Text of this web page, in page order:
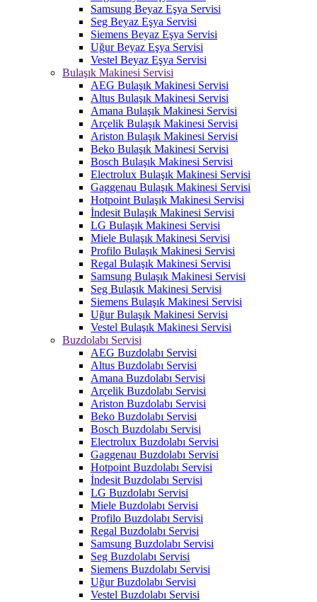
Samsung Beyaz Eşya Servisi
Seg Beyaz Eşya Servisi
Siemens Beyaz Eşya Servisi
Uğur Beyaz Eşya Servisi
Vestel Beyaz Eşya Servisi
Bulaşık Makinesi Servisi
AEG Bulaşık Makinesi Servisi
Altus Bulaşık Makinesi Servisi
Amana Bulaşık Makinesi Servisi
Arçelik Bulaşık Makinesi Servisi
Ariston Bulaşık Makinesi Servisi
Beko Bulaşık Makinesi Servisi
Bosch Bulaşık Makinesi Servisi
Electrolux Bulaşık Makinesi Servisi
Gaggenau Bulaşık Makinesi Servisi
Hotpoint Bulaşık Makinesi Servisi
İndesit Bulaşık Makinesi Servisi
LG Bulaşık Makinesi Servisi
Miele Bulaşık Makinesi Servisi
Profilo Bulaşık Makinesi Servisi
Regal Bulaşık Makinesi Servisi
Samsung Bulaşık Makinesi Servisi
Seg Bulaşık Makinesi Servisi
Siemens Bulaşık Makinesi Servisi
Uğur Bulaşık Makinesi Servisi
Vestel Bulaşık Makinesi Servisi
Buzdolabı Servisi
AEG Buzdolabı Servisi
Altus Buzdolabı Servisi
Amana Buzdolabı Servisi
Arçelik Buzdolabı Servisi
Ariston Buzdolabı Servisi
Beko Buzdolabı Servisi
Bosch Buzdolabı Servisi
Electrolux Buzdolabı Servisi
Gaggenau Buzdolabı Servisi
Hotpoint Buzdolabı Servisi
İndesit Buzdolabı Servisi
LG Buzdolabı Servisi
Miele Buzdolabı Servisi
Profilo Buzdolabı Servisi
Regal Buzdolabı Servisi
Samsung Buzdolabı Servisi
Seg Buzdolabı Servisi
Siemens Buzdolabı Servisi
Uğur Buzdolabı Servisi
Vestel Buzdolabı Servisi